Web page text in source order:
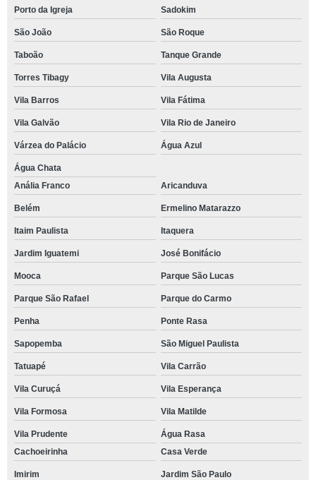
Porto da Igreja Sadokim
São João São Roque
Taboão Tanque Grande
Torres Tibagy Vila Augusta
Vila Barros Vila Fátima
Vila Galvão Vila Rio de Janeiro
Várzea do Palácio Água Azul
Água Chata
Anália Franco
Aricanduva
Belém Ermelino Matarazzo
Itaim Paulista Itaquera
Jardim Iguatemi José Bonifácio
Mooca Parque São Lucas
Parque São Rafael Parque do Carmo
Penha Ponte Rasa
Sapopemba São Miguel Paulista
Tatuapé Vila Carrão
Vila Curuçá Vila Esperança
Vila Formosa Vila Matilde
Vila Prudente
Água Rasa
Cachoeirinha
Casa Verde
Imirim Jardim São Paulo